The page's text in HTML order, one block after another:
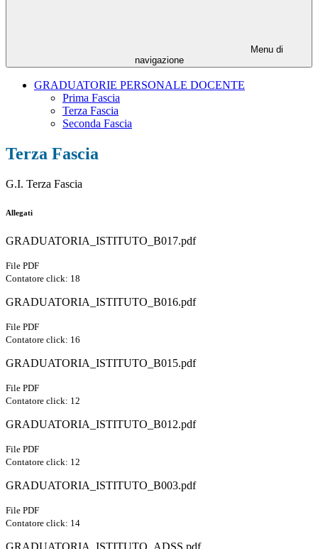
Menu di
navigazione
GRADUATORIE PERSONALE DOCENTE
Prima Fascia
Terza Fascia
Seconda Fascia
Terza Fascia
G.I. Terza Fascia
Allegati
GRADUATORIA_ISTITUTO_B017.pdf
File PDF
Contatore click: 18
GRADUATORIA_ISTITUTO_B016.pdf
File PDF
Contatore click: 16
GRADUATORIA_ISTITUTO_B015.pdf
File PDF
Contatore click: 12
GRADUATORIA_ISTITUTO_B012.pdf
File PDF
Contatore click: 12
GRADUATORIA_ISTITUTO_B003.pdf
File PDF
Contatore click: 14
GRADUATORIA_ISTITUTO_ADSS.pdf